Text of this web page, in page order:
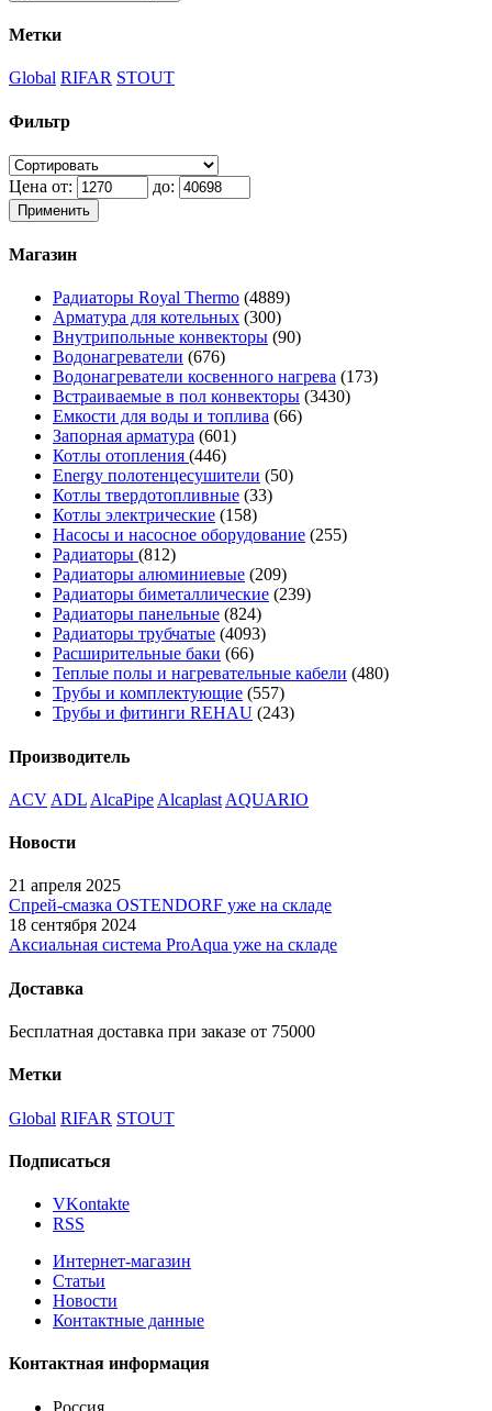
Метки
Global RIFAR STOUT
Фильтр
Цена от: до:
Применить
Магазин
Радиаторы Royal Thermo (4889)
Арматура для котельных (300)
Внутрипольные конвекторы (90)
Водонагреватели (676)
Водонагреватели косвенного нагрева (173)
Встраиваемые в пол конвекторы (3430)
Емкости для воды и топлива (66)
Запорная арматура (601)
Котлы отопления (446)
Energy полотенцесушители (50)
Котлы твердотопливные (33)
Котлы электрические (158)
Насосы и насосное оборудование (255)
Радиаторы (812)
Радиаторы алюминиевые (209)
Радиаторы биметаллические (239)
Радиаторы панельные (824)
Радиаторы трубчатые (4093)
Расширительные баки (66)
Теплые полы и нагревательные кабели (480)
Трубы и комплектующие (557)
Трубы и фитинги REHAU (243)
Производитель
ACV ADL AlcaPipe Alcaplast AQUARIO
Новости
21 апреля 2025
Спрей-смазка OSTENDORF уже на складе
18 сентября 2024
Аксиальная система ProAqua уже на складе
Доставка
Бесплатная доставка при заказе от 75000
Метки
Global RIFAR STOUT
Подписаться
VKontakte
RSS
Интернет-магазин
Статьи
Новости
Контактные данные
Контактная информация
Россия